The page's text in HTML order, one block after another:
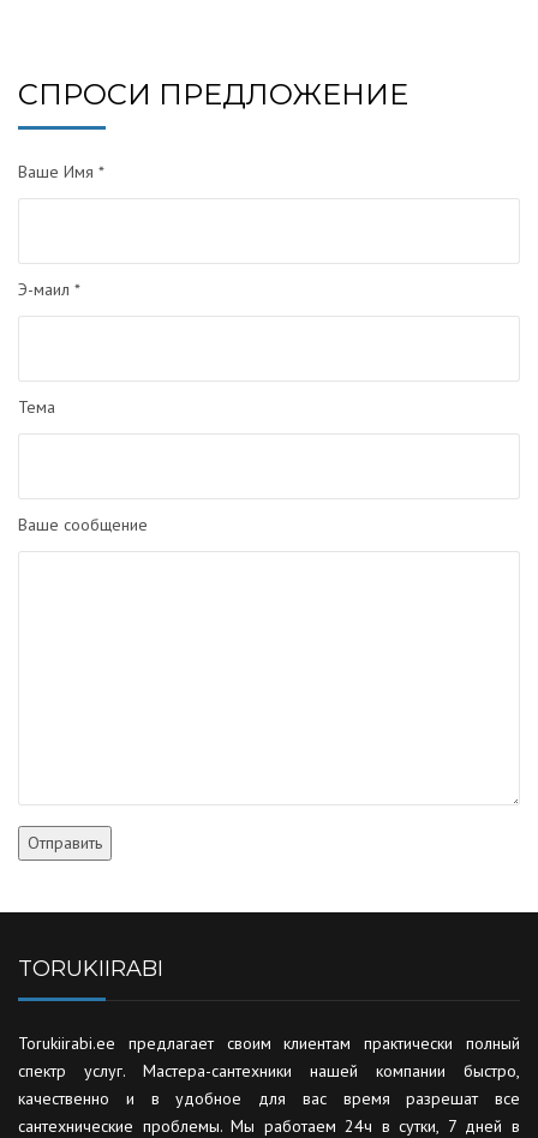
СПРОСИ ПРЕДЛОЖЕНИЕ
Ваше Имя *
Э-маил *
Тема
Ваше сообщение
TORUKIIRABI
Torukiirabi.ee предлагает своим клиентам практически полный
спектр услуг. Мастера-сантехники нашей компании быстро,
качественно и в удобное для вас время разрешат все
сантехнические проблемы. Мы работаем 24ч в сутки, 7 дней в